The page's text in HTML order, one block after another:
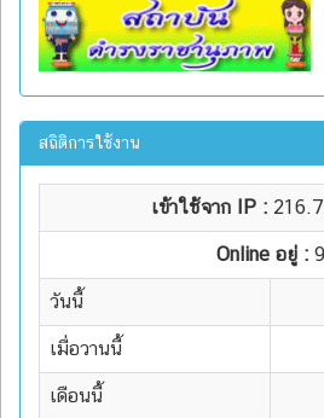
สถิติการใช้งาน
เข้าใช้จาก IP :
Online อยู่ : 9
วันนี้
เมื่อวานนี้
เดือนนี้